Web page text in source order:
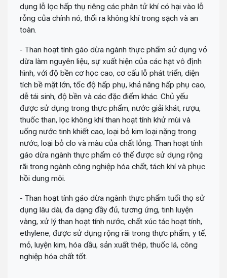
dụng lỗ lọc hấp thụ riêng các phân tử khí có hại vào lỗ
rỗng của chính nó, thổi ra không khí trong sạch và an
toàn.
- Than hoạt tính gáo dừa ngành thực phẩm sử dụng vỏ
dừa làm nguyên liệu, sự xuất hiện của các hạt vô định
hình, với độ bền cơ học cao, cơ cấu lỗ phát triển, diện
tích bề mặt lớn, tốc độ hấp phụ, khả năng hấp phụ cao,
dễ tái sinh, độ bền và các đặc điểm khác. Chủ yếu
được sử dụng trong thực phẩm, nước giải khát, rượu,
thuốc than, lọc không khí than hoạt tính khử mùi và
uống nước tinh khiết cao, loại bỏ kim loại nặng trong
nước, loại bỏ clo và màu của chất lỏng. Than hoạt tính
gáo dừa ngành thực phẩm có thể được sử dụng rộng
rãi trong ngành công nghiệp hóa chất, tách khí và phục
hồi dung môi.
- Than hoạt tính gáo dừa ngành thực phẩm tuổi thọ sử
dụng lâu dài, đa dạng đầy đủ, tương ứng, tinh luyện
vàng, xử lý than hoạt tính nước, chất xúc tác hoạt tính,
ethylene, được sử dụng rộng rãi trong thực phẩm, y tế,
mỏ, luyện kim, hóa dầu, sản xuất thép, thuốc lá, công
nghiệp hóa chất tốt.